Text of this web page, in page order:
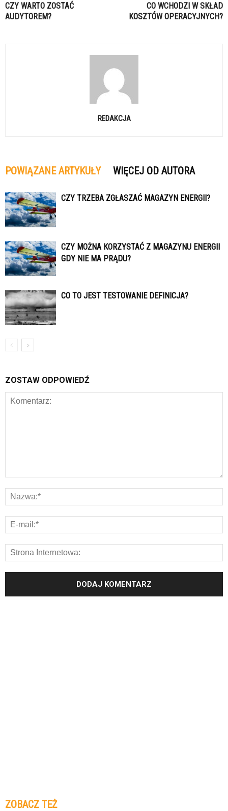
CZY WARTO ZOSTAĆ
AUDYTOREM?
CO WCHODZI W SKŁAD
KOSZTÓW OPERACYJNYCH?
REDAKCJA
POWIĄZANE ARTYKUŁY WIĘCEJ OD AUTORA
CZY TRZEBA ZGŁASZAĆ MAGAZYN ENERGII?
CZY MOŻNA KORZYSTAĆ Z MAGAZYNU ENERGII
GDY NIE MA PRĄDU?
CO TO JEST TESTOWANIE DEFINICJA?
ZOSTAW ODPOWIEDŹ
ZOBACZ TEŻ